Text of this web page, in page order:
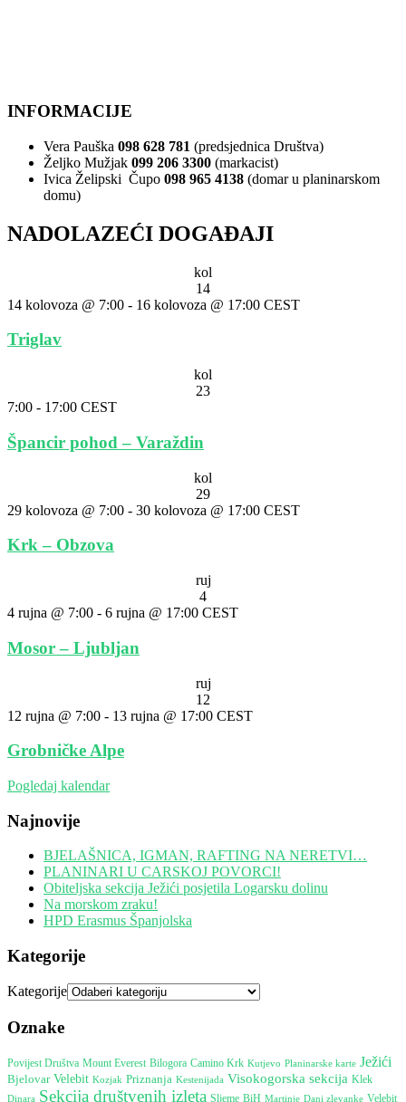
INFORMACIJE
Vera Pauška 098 628 781 (predsjednica Društva)
Željko Mužjak 099 206 3300 (markacist)
Ivica Želipski Čupo 098 965 4138 (domar u planinarskom
domu)
NADOLAZEĆI DOGAĐAJI
kol
14
14 kolovoza @ 7:00 - 16 kolovoza @ 17:00 CEST
Triglav
kol
23
7:00 - 17:00 CEST
Špancir pohod – Varaždin
kol
29
29 kolovoza @ 7:00 - 30 kolovoza @ 17:00 CEST
Krk – Obzova
ruj
4
4 rujna @ 7:00 - 6 rujna @ 17:00 CEST
Mosor – Ljubljan
ruj
12
12 rujna @ 7:00 - 13 rujna @ 17:00 CEST
Grobničke Alpe
Pogledaj kalendar
Najnovije
BJELAŠNICA, IGMAN, RAFTING NA NERETVI…
PLANINARI U CARSKOJ POVORCI!
Obiteljska sekcija Ježići posjetila Logarsku dolinu
Na morskom zraku!
HPD Erasmus Španjolska
Kategorije
Kategorije
Oznake
Povijest Društva Mount Everest Bilogora Camino Krk Kutjevo Planinarske karte Ježići
Bjelovar Velebit Kozjak Priznanja Kestenijada Visokogorska sekcija Klek
Dinara Sekcija društvenih izleta Sljeme BiH Martinje Dani zlevanke Velebit